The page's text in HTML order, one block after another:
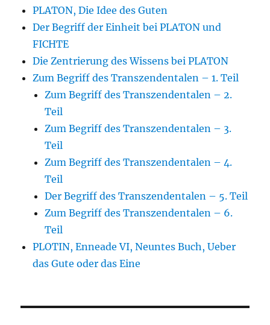
PLATON, Die Idee des Guten
Der Begriff der Einheit bei PLATON und
FICHTE
Die Zentrierung des Wissens bei PLATON
Zum Begriff des Transzendentalen – 1. Teil
Zum Begriff des Transzendentalen – 2.
Teil
Zum Begriff des Transzendentalen – 3.
Teil
Zum Begriff des Transzendentalen – 4.
Teil
Der Begriff des Transzendentalen – 5. Teil
Zum Begriff des Transzendentalen – 6.
Teil
PLOTIN, Enneade VI, Neuntes Buch, Ueber
das Gute oder das Eine